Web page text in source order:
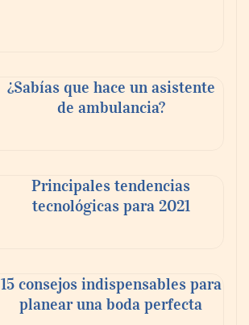
¿Sabías que hace un asistente
de ambulancia?
Principales tendencias
tecnológicas para 2021
15 consejos indispensables para
planear una boda perfecta